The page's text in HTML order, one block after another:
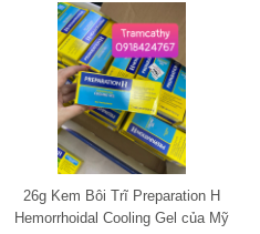
26g Kem Bôi Trĩ Preparation H
Hemorrhoidal Cooling Gel của Mỹ